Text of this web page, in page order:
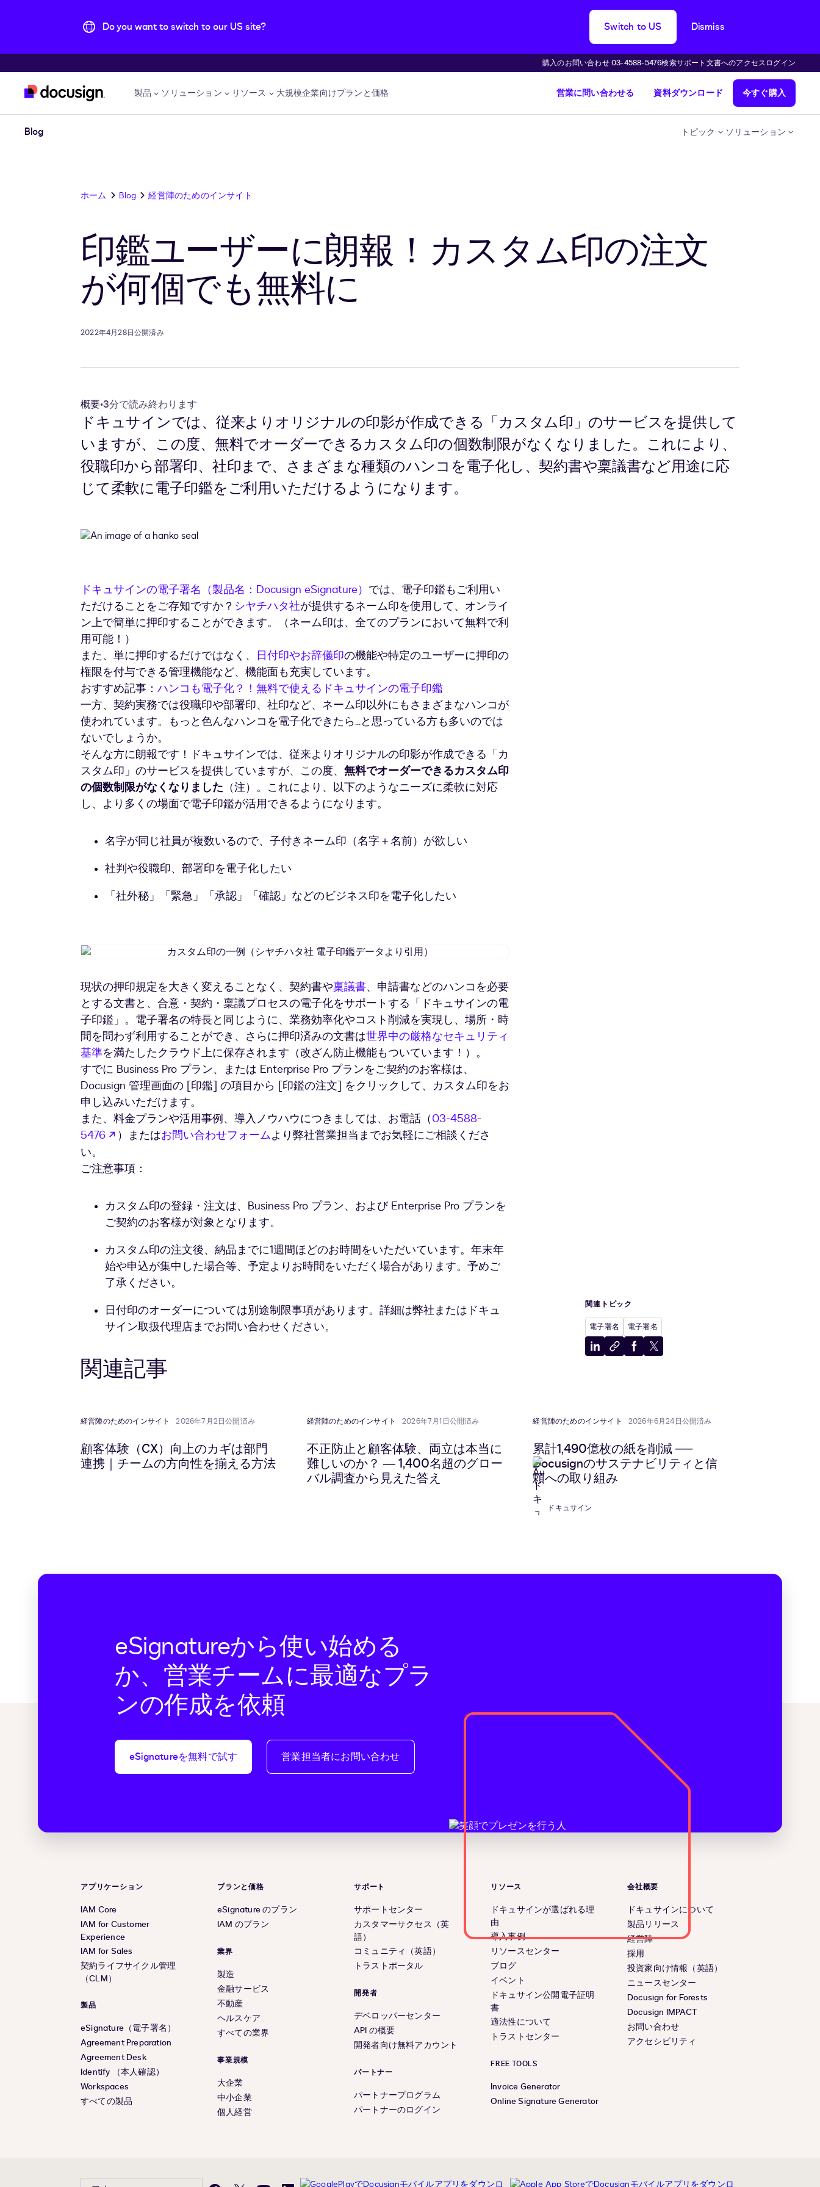
Do you want to switch to our US site? Switch to US Dismiss
購入のお問い合わせ 03-4588-5476検索サポート 文書へのアクセスログイン
製品 ソリューション リソース 大規模企業向けプランと価格 営業に問い合わせる 資料ダウンロード 今すぐ購入
Blog トピック ソリューション
ホーム Blog 経営陣のためのインサイト
印鑑ユーザーに朗報！カスタム印の注文
が何個でも無料に
2022年4月28日公開済み
概要•3分で読み終わります
ドキュサインでは、従来よりオリジナルの印影が作成できる「カスタム印」のサービスを提供して
いますが、この度、無料でオーダーできるカスタム印の個数制限がなくなりました。これにより、
役職印から部署印、社印まで、さまざまな種類のハンコを電子化し、契約書や稟議書など用途に応
じて柔軟に電子印鑑をご利用いただけるようになります。
ドキュサインの電子署名（製品名：Docusign eSignature） では、電子印鑑もご利用い
ただけることをご存知ですか？ シヤチハタ社が提供するネーム印を使用して、オンライ
ン上で簡単に押印することができます。（ネーム印は、全てのプランにおいて無料で利
用可能！）
また、単に押印するだけではなく、 日付印やお辞儀印の機能や特定のユーザーに押印の
権限を付与できる管理機能など、機能面も充実しています。
おすすめ記事： ハンコも電子化？！無料で使えるドキュサインの電子印鑑
一方、契約実務では役職印や部署印、社印など、ネーム印以外にもさまざまなハンコが
使われています。もっと色んなハンコを電子化できたら...と思っている方も多いのでは
ないでしょうか。
そんな方に朗報です！ドキュサインでは、従来よりオリジナルの印影が作成できる「カ
スタム印」のサービスを提供していますが、この度、 無料でオーダーできるカスタム印
の個数制限がなくなりました （注）。これにより、以下のようなニーズに柔軟に対応
し、より多くの場面で電子印鑑が活用できるようになります。
名字が同じ社員が複数いるので、子付きネーム印（名字＋名前）が欲しい
社判や役職印、部署印を電子化したい
「社外秘」「緊急」「承認」「確認」などのビジネス印を電子化したい
カ
タ
ム
印
の
一
例
（シ
ヤ
チ
タ
社
電
ー
り
引
用）
現状の押印規定を大きく変えることなく、契約書や稟議書、申請書などのハンコを必要
とする文書と、合意・契約・稟議プロセスの電子化をサポートする「ドキュサインの電
子印鑑」。電子署名の特長と同じように、業務効率化やコスト削減を実現し、場所・時
間を問わず利用することができ、さらに押印済みの文書は世界中の厳格なセキュリティ
基準を満たしたクラウド上に保存されます（改ざん防止機能もついています！）。
すでに Business Pro プラン、または Enterprise Pro プランをご契約のお客様は、
Docusign 管理画面の [印鑑] の項目から [印鑑の注文] をクリックして、カスタム印をお
申し込みいただけます。
また、料金プランや活用事例、導入ノウハウにつきましては、お電話（03-4588-
5476
新しいタブで開く
）またはお問い合わせフォームより弊社営業担当までお気軽にご相談くださ
い。
ご注意事項：
カスタム印の登録・注文は、Business Pro プラン、および Enterprise Pro プランを
ご契約のお客様が対象となります。
カスタム印の注文後、納品までに1週間ほどのお時間をいただいています。年末年
始や申込が集中した場合等、予定よりお時間をいただく場合があります。予めご
了承ください。
日付印のオーダーについては別途制限事項があります。詳細は弊社またはドキュ
サイン取扱代理店までお問い合わせください。
関連トピック
電子署名 電子署名
LinkedIn
ク
ー
に
コ
ピ
ー
Facebook
X
関連記事
経営陣のためのインサイト 2026年7月2日公開済み
顧客体験（CX）向上のカギは部門
連携｜チームの方向性を揃える方法
経営陣のためのインサイト 2026年7月1日公開済み
不正防止と顧客体験、両立は本当に
難しいのか？ ― 1,400名超のグロー
バル調査から見えた答え
経営陣のためのインサイト 2026年6月24日公開済み
累計1,490億枚の紙を削減 ──
Docusignのサステナビリティと信
頼への取り組み
ドキュサイン
eSignatureから使い始める
か、営業チームに最適なプラ
ンの作成を依頼
eSignatureを無料で試す 営業担当者にお問い合わせ
アプリケーション
IAM Core
IAM for Customer
Experience
IAM for Sales
契約ライフサイクル管理
（CLM）
製品
eSignature（電子署名）
Agreement Preparation
Agreement Desk
Identify （本人確認）
Workspaces
すべての製品
プランと価格
eSignature のプラン
IAM のプラン
業界
製造
金融サービス
不動産
ヘルスケア
すべての業界
事業規模
大企業
中小企業
個人経営
サポート
サポートセンター
カスタマーサクセス（英
語）
コミュニティ（英語）
トラストポータル
開発者
デベロッパーセンター
API の概要
開発者向け無料アカウント
パートナー
パートナープログラム
パートナーのログイン
リソース
ドキュサインが選ばれる理
由
導入事例
リソースセンター
ブログ
イベント
ドキュサイン公開電子証明
書
適法性について
トラストセンター
FREE TOOLS
Invoice Generator
Online Signature Generator
会社概要
ドキュサインについて
製品リリース
経営陣
採用
投資家向け情報（英語）
ニュースセンター
Docusign for Forests
Docusign IMPACT
お問い合わせ
アクセシビリティ